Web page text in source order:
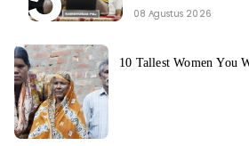
08 Agustus 2026